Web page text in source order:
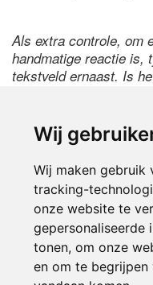
Wij
Wij maken gebruik
tracking-
onze website te
gepersonaliseerde
tonen, om onze
en om te
Als extra controle, om
handmatige reactie is,
tekstveld ernaast. Is